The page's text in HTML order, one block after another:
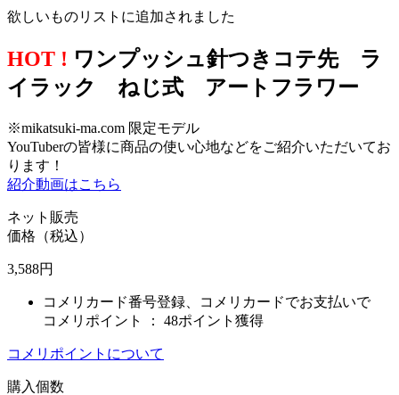
欲しいものリストに追加されました
HOT ! ワンプッシュ針つきコテ先 ラ
イラック ねじ式 アートフラワー
※mikatsuki-ma.com 限定モデル
YouTuberの皆様に商品の使い心地などをご紹介いただいてお
ります！
紹介動画はこちら
ネット販売
価格（税込）
3,588円
コメリカード番号登録、コメリカードでお支払いで
コメリポイント ： 48ポイント獲得
コメリポイントについて
購入個数